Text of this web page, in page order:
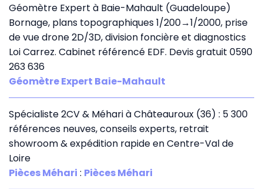
Géomètre Expert à Baie-Mahault (Guadeloupe)
Bornage, plans topographiques 1/200→1/2000, prise
de vue drone 2D/3D, division foncière et diagnostics
Loi Carrez. Cabinet référencé EDF. Devis gratuit 0590
263 636
Géomètre Expert Baie-Mahault
Spécialiste 2CV & Méhari à Châteauroux (36) : 5 300
références neuves, conseils experts, retrait
showroom & expédition rapide en Centre-Val de
Loire
Pièces Méhari : Pièces Méhari